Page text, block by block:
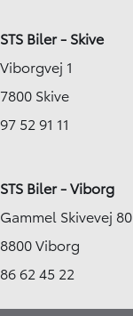
STS Biler - Skive
Viborgvej 1
7800 Skive
97 52 91 11
STS Biler - Viborg
Gammel Skivevej 80
8800 Viborg
86 62 45 22